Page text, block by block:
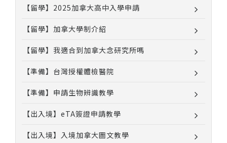
【留學】2025加拿大高中入學申請
【留學】加拿大學制介紹
【留學】我適合到加拿大念研究所嗎
【準備】台灣授權體檢醫院
【準備】申請生物辨識教學
【出入境】eTA簽證申請教學
【出入境】入境加拿大圖文教學